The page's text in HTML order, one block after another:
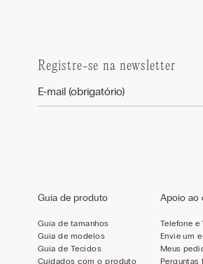
Registre-se na newsletter
Guia de produto
Guia de tamanhos
Guia de modelos
Guia de Tecidos
Cuidados com o produto
Apoio ao
Telefone e
Envie um
Meus
Perguntas